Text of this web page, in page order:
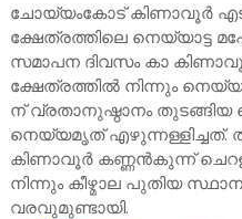
ചോയ്യംകോട് കിണാവൂർ
ക്ഷേത്രത്തിലെ നെയ്യാട്ട
സമാപന ദിവസം കാ
ക്ഷേത്രത്തിൽ നിന്നും
ന് വ്രതാനുഷ്ഠാനം
നെയ്യമൃത് എഴുന്നള്ളിച്ചത്.
കിണാവൂർ കണ്ണൻകുന്ന്
നിന്നും കീഴ്മാല പുതിയ
വരവുമുണ്ടായി.